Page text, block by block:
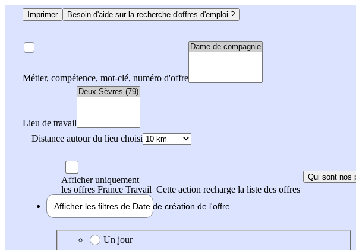
Imprimer Besoin d'aide sur la recherche d'offres d'emploi ?
Métier, compétence, mot-clé, numéro d'offre
Lieu de travail
Distance autour du lieu choisi
Afficher uniquement
les offres France Travail Cette action recharge la liste des offres
Qui sont nos
Afficher les filtres de Date de création de l'offre
Date de création de l'offre
Un jour